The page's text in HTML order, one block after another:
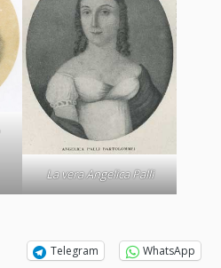
La vera Angelica Palli
Telegram
WhatsApp